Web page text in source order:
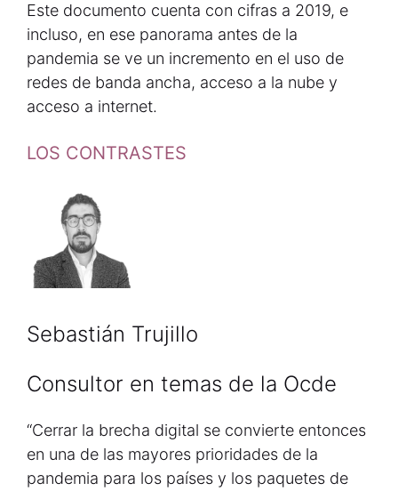
Este documento cuenta con cifras a 2019, e
incluso, en ese panorama antes de la
pandemia se ve un incremento en el uso de
redes de banda ancha, acceso a la nube y
acceso a internet.
LOS CONTRASTES
Sebastián Trujillo
Consultor en temas de la Ocde
“Cerrar la brecha digital se convierte entonces
en una de las mayores prioridades de la
pandemia para los países y los paquetes de